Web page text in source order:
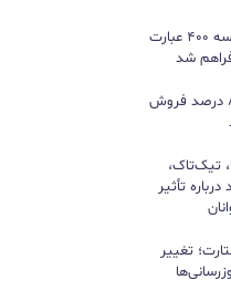
گوگل ترندز ارتقا یافت؛ امکان مقایسه ۴۰۰ عبارت
شد
مرگ تدریجی بازی‌های فیزیکی؛ ۸۲ درصد فروش
تیک‌تاک،
تأثیر
تغییر